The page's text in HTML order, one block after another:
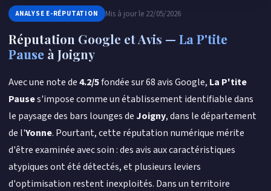
ANALYSE E-RÉPUTATION Mis à jour le 22/05/2026
Réputation Google et Avis — La P'tite
Pause à Joigny
Avec une note de4.2/5fondée sur 68 avis Google, La P'tite
Pauses'impose comme un établissement identifiable dans
le paysage des bars lounges de Joigny, dans le département
de l'Yonne. Pourtant, cette réputation numérique mérite
d'être examinée avec soin : des avis aux caractéristiques
atypiques ont été détectés, et plusieurs leviers
d'optimisation restent inexploités. Dans un territoire